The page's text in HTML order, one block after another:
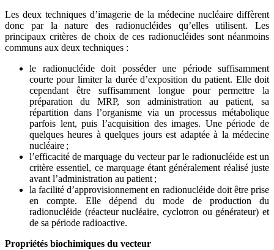
Les deux techniques d’imagerie de la médecine nucléaire diffèrent
donc par la nature des radionucléides qu’elles utilisent. Les
principaux critères de choix de ces radionucléides sont néanmoins
communs aux deux techniques :
le radionucléide doit posséder une période suffisamment
courte pour limiter la durée d’exposition du patient. Elle doit
cependant être suffisamment longue pour permettre la
préparation du MRP, son administration au patient, sa
répartition dans l’organisme via un processus métabolique
parfois lent, puis l’acquisition des images. Une période de
quelques heures à quelques jours est adaptée à la médecine
nucléaire ;
l’efficacité de marquage du vecteur par le radionucléide est un
critère essentiel, ce marquage étant généralement réalisé juste
avant l’administration au patient ;
la facilité d’approvisionnement en radionucléide doit être prise
en compte. Elle dépend du mode de production du
radionucléide (réacteur nucléaire, cyclotron ou générateur) et
de sa période radioactive.
Propriétés biochimiques du vecteur